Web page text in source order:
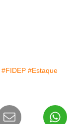
#FIDEP #Estaque